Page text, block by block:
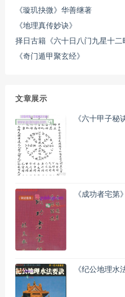
《璇玑抉微》华善继著
《地理真传妙诀》
择日古籍《六十日八门九星十二
《奇门遁甲聚玄经》
文章展示
《六十甲子秘
《成功者宅第
《纪公地理水